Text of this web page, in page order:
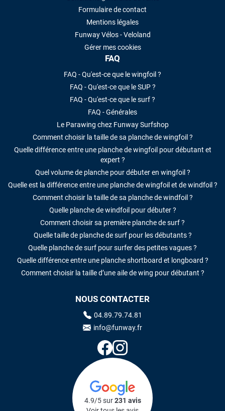
Formulaire de contact
Mentions légales
Funway Vélos - Veloland
Gérer mes cookies
FAQ
FAQ - Qu'est-ce que le wingfoil ?
FAQ - Qu'est-ce que le SUP ?
FAQ - Qu'est-ce que le surf ?
FAQ - Générales
Le Parawing chez Funway Surfshop
Comment choisir la taille de sa planche de wingfoil ?
Quelle différence entre une planche de wingfoil pour débutant et
expert ?
Quel volume de planche pour débuter en wingfoil ?
Quelle est la différence entre une planche de wingfoil et de windfoil ?
Comment choisir la taille de sa planche de windfoil ?
Quelle planche de windfoil pour débuter ?
Comment choisir sa première planche de surf ?
Quelle taille de planche de surf pour les débutants ?
Quelle planche de surf pour surfer des petites vagues ?
Quelle différence entre une planche shortboard et longboard ?
Comment choisir la taille d’une aile de wing pour débutant ?
NOUS CONTACTER
04.89.79.74.81
info@funway.fr
4.9/5 sur231 avis